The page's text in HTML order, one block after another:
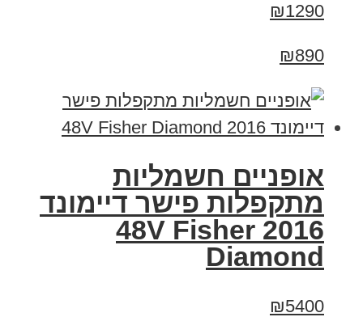
₪1290
₪890
אופניים חשמליות
מתקפלות פישר דיימונד
2016 48V Fisher
Diamond
₪5400